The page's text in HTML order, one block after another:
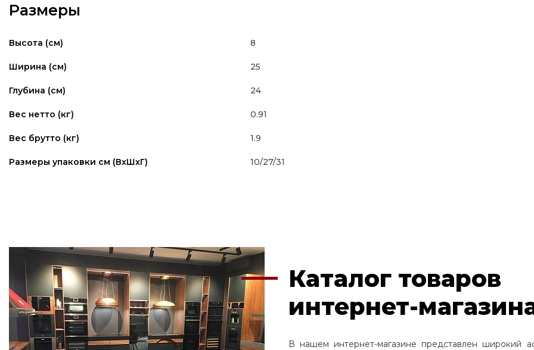
Размеры
Высота (см) 8
Ширина (см) 25
Глубина (см) 24
Вес нетто (кг) 0.91
Вес брутто (кг) 1.9
Размеры упаковки см (ВxШxГ) 10/27/31
Каталог товаров
интернет-
В нашем интернет-магазине представлен широкий